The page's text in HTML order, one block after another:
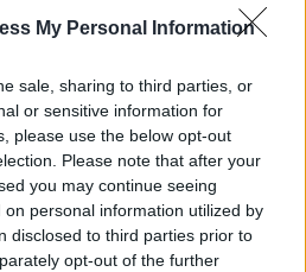
My Personal Information
sale, sharing to third parties, or
or sensitive information for
please use the below opt-out
Please note that after your
you may continue seeing
personal information utilized by
disclosed to third parties prior to
opt-out of the further
Jackson μπήκε ξανά